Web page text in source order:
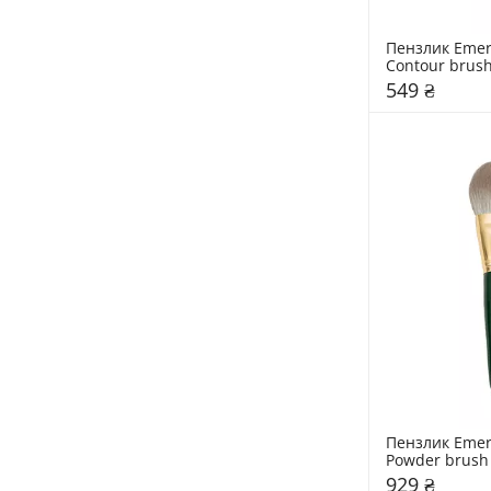
Пензлик
Contour
549 ₴
Пензлик
Powder
929 ₴